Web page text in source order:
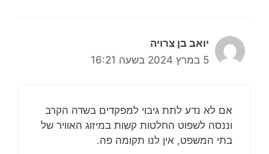
יואב בן צרויה
5 במרץ 2024 בשעה 16:21
אם לא נדע לתת גיבוי למפקדים בשדה הקרב
וננסה לשפוט החלטות קשות במיזוג האוויר של
בתי המשפט, אין לנו תקומה פה.